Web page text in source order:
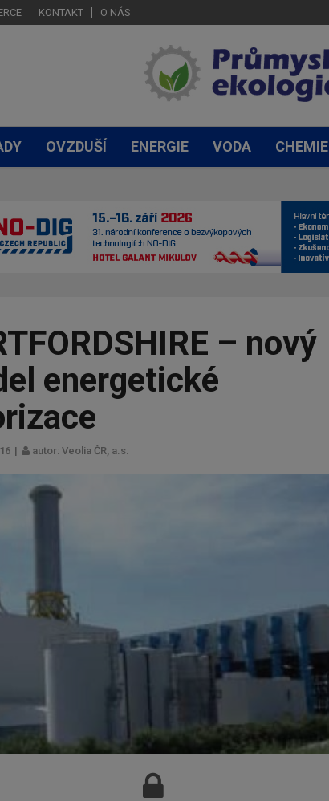
KONTAKT O NÁS
OVZDUŠÍ ENERGIE VODA CHEMIE
– nový
energetické
| autor: Veolia ČR, a.s.